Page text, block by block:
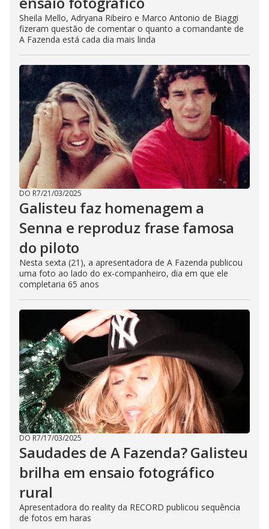
Sheila Mello, Adryana Ribeiro e Marco Antonio de Biaggi
fizeram questão de comentar o quanto a comandante de
A Fazenda está cada dia mais linda
DO R7/21/03/2025
Galisteu faz homenagem a
Senna e reproduz frase famosa
do piloto
Nesta sexta (21), a apresentadora de A Fazenda publicou
uma foto ao lado do ex-companheiro, dia em que ele
completaria 65 anos
DO R7/17/03/2025
Saudades de A Fazenda? Galisteu
brilha em ensaio fotográfico
rural
Apresentadora do reality da RECORD publicou sequência
de fotos em haras